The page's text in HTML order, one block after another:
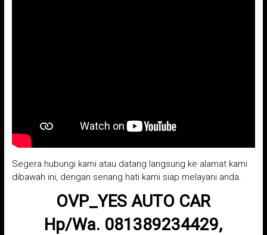
Segera hubungi kami atau datang langsung ke alamat kami
dibawah ini, dengan senang hati kami siap melayani anda.
OVP_YES AUTO CAR
Hp/Wa. 081389234429,